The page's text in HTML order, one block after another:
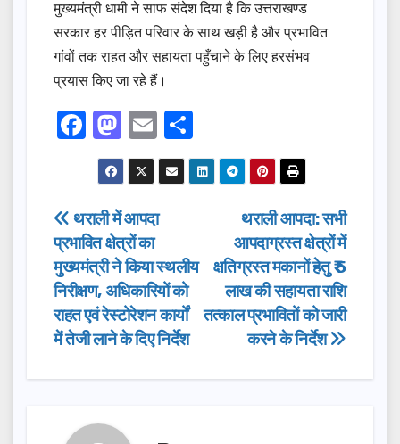
मुख्यमंत्री धामी ने साफ संदेश दिया है कि उत्तराखण्ड
सरकार हर पीड़ित परिवार के साथ खड़ी है और प्रभावित
गांवों तक राहत और सहायता पहुँचाने के लिए हरसंभव
प्रयास किए जा रहे हैं।
F
a
c
e
b
o
o
k
M
a
st
o
d
o
n
E
m
ail
h
ar
Post
navigation
थराली आपदा: सभी
आपदाग्रस्त क्षेत्रों में
क्षतिग्रस्त मकानों हेतु ₹ 5
लाख की सहायता राशि
तत्काल प्रभावितों को जारी
करने के निर्देश
थराली में आपदा
प्रभावित क्षेत्रों का
मुख्यमंत्री ने किया स्थलीय
निरीक्षण, अधिकारियों को
राहत एवं रेस्टोरेशन कार्यों
में तेजी लाने के दिए निर्देश